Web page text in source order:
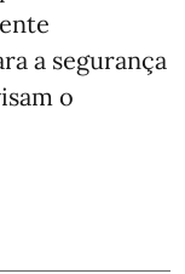
a segurança
o